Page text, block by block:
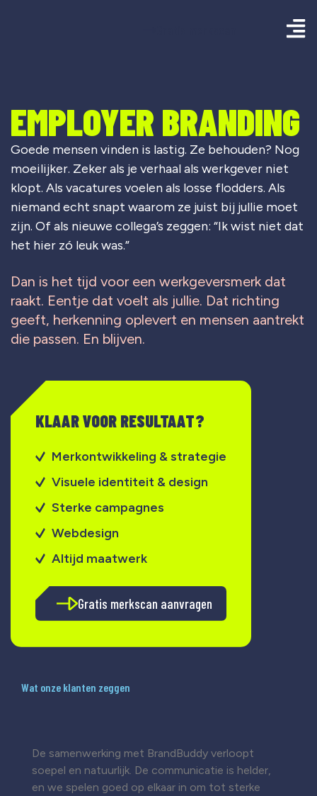
EMPLOYER BRANDING
Goede mensen vinden is lastig. Ze behouden? Nog
moeilijker. Zeker als je verhaal als werkgever niet
klopt. Als vacatures voelen als losse flodders. Als
niemand echt snapt waarom ze juist bij jullie moet
zijn. Of als nieuwe collega’s zeggen: “Ik wist niet dat
het hier zó leuk was.”
Dan is het tijd voor een werkgeversmerk dat
raakt. Eentje dat voelt als jullie. Dat richting
geeft, herkenning oplevert en mensen aantrekt
die passen. En blijven.
KLAAR VOOR RESULTAAT?
Merkontwikkeling & strategie
Visuele identiteit & design
Sterke campagnes
Webdesign
Altijd maatwerk
Gratis merkscan aanvragen
Wat onze klanten zeggen
De samenwerking met BrandBuddy verloopt
soepel en natuurlijk. De communicatie is helder,
en we spelen goed op elkaar in om tot sterke